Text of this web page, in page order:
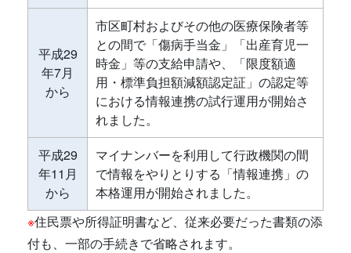
平成29
年7月
から
市区町村およびその他の医療保険者等
との間で「傷病手当金」「出産育児一
時金」等の支給申請や、「限度額適
用・標準負担額減額認定証」の認定等
における情報連携の試行運用が開始さ
れました。
平成29
年11月
から
マイナンバーを利用して行政機関の間
で情報をやりとりする「情報連携」の
本格運用が開始されました。
※住民票や所得証明書など、従来必要だった書類の添
付も、一部の手続きで省略されます。